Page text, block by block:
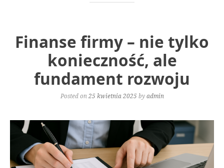
Finanse firmy – nie tylko
konieczność, ale
fundament rozwoju
Posted on 25 kwietnia 2025 byadmin